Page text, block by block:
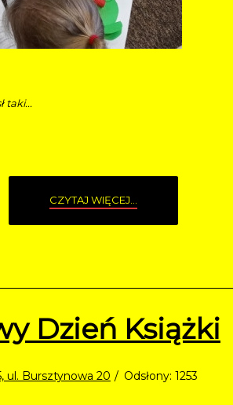
taki...
CZYTAJ WIĘCEJ...
Dzień Książki
ul. Bursztynowa 20 Odsłony: 1253